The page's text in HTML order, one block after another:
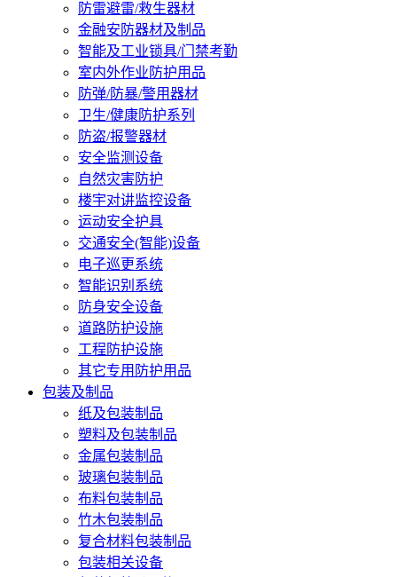
防雷避雷/救生器材
金融安防器材及制品
智能及工业锁具/门禁考勤
室内外作业防护用品
防弹/防暴/警用器材
卫生/健康防护系列
防盗/报警器材
安全监测设备
自然灾害防护
楼宇对讲监控设备
运动安全护具
交通安全(智能)设备
电子巡更系统
智能识别系统
防身安全设备
道路防护设施
工程防护设施
其它专用防护用品
包装及制品
纸及包装制品
塑料及包装制品
金属包装制品
玻璃包装制品
布料包装制品
竹木包装制品
复合材料包装制品
包装相关设备